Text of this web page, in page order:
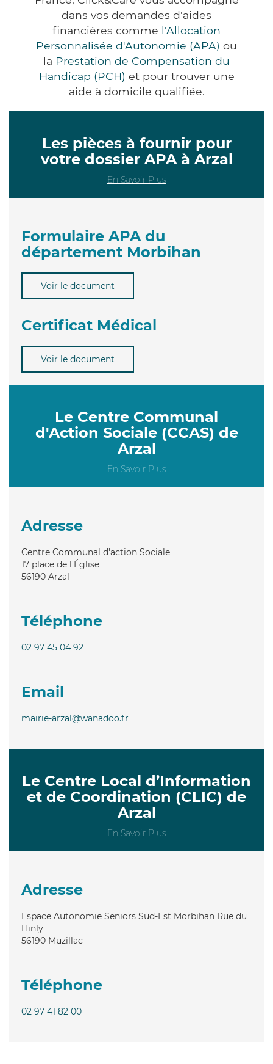
dans vos demandes d'aides
financières comme l'Allocation
Personnalisée d'Autonomie (APA) ou
la Prestation de Compensation du
Handicap (PCH) et pour trouver une
aide à domicile qualifiée.
Les pièces à fournir pour
votre dossier APA à Arzal
En Savoir Plus
Formulaire APA du
département Morbihan
Voir le document
Certificat Médical
Voir le document
Le Centre Communal
d'Action Sociale (CCAS) de
Arzal
En Savoir Plus
Adresse
Centre Communal d'action Sociale
17 place de l'Église
56190 Arzal
Téléphone
02 97 45 04 92
Email
mairie-arzal@wanadoo.fr
Le Centre Local d’Information
et de Coordination (CLIC) de
Arzal
En Savoir Plus
Adresse
Espace Autonomie Seniors Sud-Est Morbihan Rue du
Hinly
56190 Muzillac
Téléphone
02 97 41 82 00